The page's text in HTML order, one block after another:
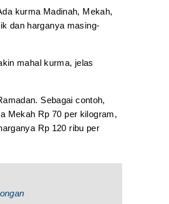
kurma Madinah, Mekah,
dan harganya masing-
mahal kurma, jelas
Sebagai contoh,
Mekah Rp 70 per kilogram,
Rp 120 ribu per